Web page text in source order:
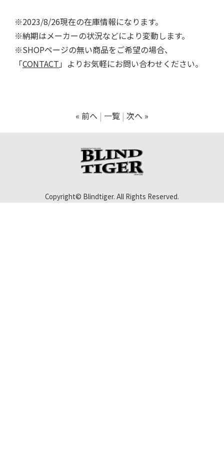
※2023/8/26現在の在庫情報になります。
※納期はメーカーの状況などにより変動します。
※SHOPページの無い商品をご希望の場合、
「CONTACT 」よりお気軽にお問い合わせください。
« 前へ 一覧 次へ »
Copyright© Blindtiger. All Rights Reserved.